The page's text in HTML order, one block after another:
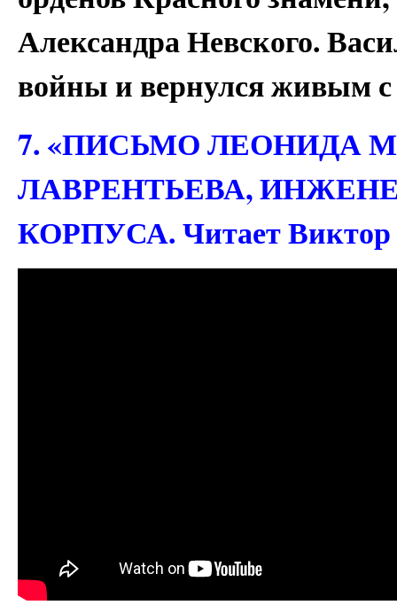
Александра Невского.
войны и вернулся живым
7. «ПИСЬМО ЛЕОНИДА
ЛАВРЕНТЬЕВА,
КОРПУСА. Читает